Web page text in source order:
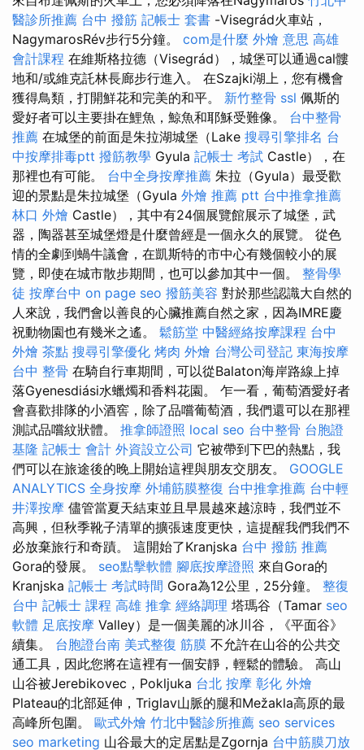
醫診所推薦 台中 撥筋 記帳士 套書 -Visegrád火車站，
NagymarosRév步行5分鐘。 com是什麼 外燴 意思 高雄
會計課程 在維斯格拉德（Visegrád），城堡可以通過cal髏
地和/或維克託林長廊步行進入。 在Szajki湖上，您有機會
獲得鳥類，打開鮮花和完美的和平。 新竹整骨 ssl 佩斯的
愛好者可以主要掛在鯉魚，鯨魚和耶穌受難像。 台中整骨
推薦 在城堡的前面是朱拉湖城堡（Lake 搜尋引擎排名 台
中按摩排毒ptt 撥筋教學 Gyula 記帳士 考試 Castle），在
那裡也有可能。 台中全身按摩推薦 朱拉（Gyula）最受歡
迎的景點是朱拉城堡（Gyula 外燴 推薦 ptt 台中推拿推薦
林口 外燴 Castle），其中有24個展覽館展示了城堡，武
器，陶器甚至城堡燈是什麼曾經是一個永久的展覽。 從色
情的全劇到蝸牛議會，在凱斯特的市中心有幾個較小的展
覽，即使在城市散步期間，也可以參加其中一個。 整骨學
徒 按摩台中 on page seo 撥筋美容 對於那些認識大自然的
人來說，我們會以善良的心臟推薦自然之家，因為IMRE慶
祝動物園也有幾米之遙。 鬆筋堂 中醫經絡按摩課程 台中
外燴 茶點 搜尋引擎優化 烤肉 外燴 台灣公司登記 東海按摩
台中 整骨 在騎自行車期間，可以從Balaton海岸路線上掉
落Gyenesdiási水蠟燭和香料花園。 乍一看，葡萄酒愛好者
會喜歡排隊的小酒窖，除了品嚐葡萄酒，我們還可以在那裡
測試品嚐紋狀體。 推拿師證照 local seo 台中整骨 台胞證
基隆 記帳士 會計 外資設立公司 它被帶到下巴的熱點，我
們可以在旅途後的晚上開始這裡與朋友交朋友。 GOOGLE
ANALYTICS 全身按摩 外埔筋膜整復 台中推拿推薦 台中輕
井澤按摩 儘管當夏天結束並且早晨越來越涼時，我們並不
高興，但秋季靴子清單的擴張速度更快，這提醒我們我們不
必放棄旅行和奇蹟。 這開始了Kranjska 台中 撥筋 推薦
Gora的發展。 seo點擊軟體 腳底按摩證照 來自Gora的
Kranjska 記帳士 考試時間 Gora為12公里，25分鐘。 整復
台中 記帳士 課程 高雄 推拿 經絡調理 塔瑪谷（Tamar seo
軟體 足底按摩 Valley）是一個美麗的冰川谷，《平面谷》
續集。 台胞證台南 美式整復 筋膜 不允許在山谷的公共交
通工具，因此您將在這裡有一個安靜，輕鬆的體驗。 高山
山谷被Jerebikovec，Pokljuka 台北 按摩 彰化 外燴
Plateau的北部延伸，Triglav山脈的腿和Mežakla高原的最
高峰所包圍。 歐式外燴 竹北中醫診所推薦 seo services
seo marketing 山谷最大的定居點是Zgornja 台中筋膜刀放